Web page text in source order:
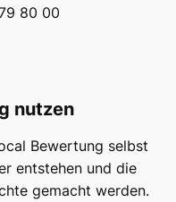
nutzen
Bewertung selbst
entstehen und die
gemacht werden.
80 00